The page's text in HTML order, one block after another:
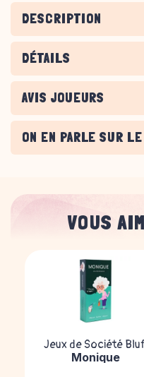
DESCRIPTION
DÉTAILS
AVIS JOUEURS
ON EN PARLE SUR
VOUS
Jeux de Société
Monique